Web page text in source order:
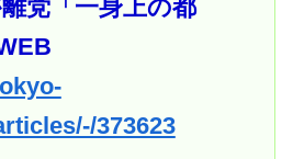
党「一身上の都
373623